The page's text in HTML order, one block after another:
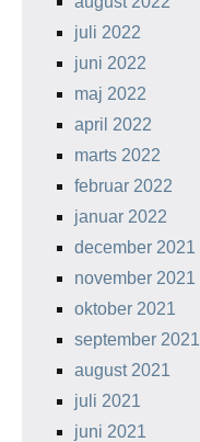
juli 2022
juni 2022
maj 2022
april 2022
marts 2022
februar 2022
januar 2022
december 2021
november 2021
oktober 2021
september 2021
august 2021
juli 2021
juni 2021